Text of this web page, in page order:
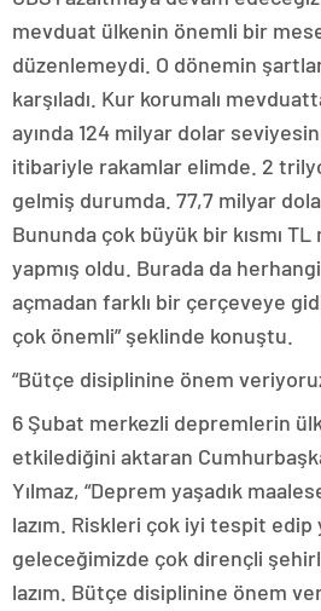
mevduat ülkenin önemli bir
düzenlemeydi. O dönemin
karşıladı. Kur korumalı
ayında 124 milyar dolar
itibariyle rakamlar elimde. 2
gelmiş durumda. 77,7 milyar
Bununda çok büyük bir kısmı
yapmış oldu. Burada da
açmadan farklı bir çerçeveye
çok önemli” şeklinde konuştu.
“Bütçe disiplinine önem
6 Şubat merkezli depremlerin
etkilediğini aktaran
Yılmaz, “Deprem yaşadık
lazım. Riskleri çok iyi tespit edip
geleceğimizde çok dirençli
lazım. Bütçe disiplinine önem